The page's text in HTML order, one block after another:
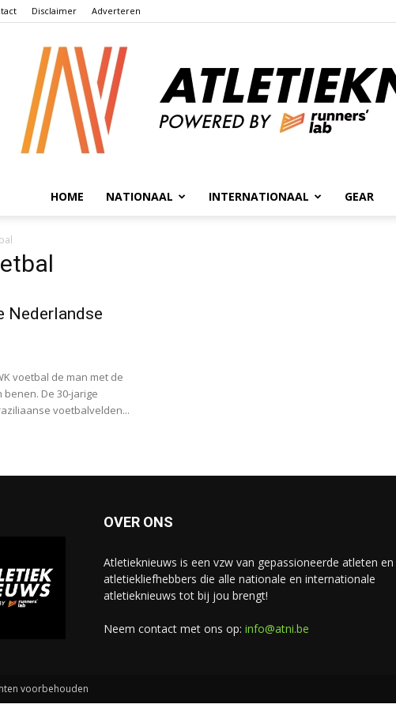
Disclaimer Adverteren
HOME NATIONAAL INTERNATIONAAL GEAR
Nederlandse
voetbal de man met de
De 30-jarige
voetbalvelden...
OVER ONS
Atletieknieuws is een vzw van gepassioneerde atleten en
atletiekliefhebbers die alle nationale en internationale
atletieknieuws tot bij jou brengt!
Neem contact met ons op: info@atni.be
voorbehouden